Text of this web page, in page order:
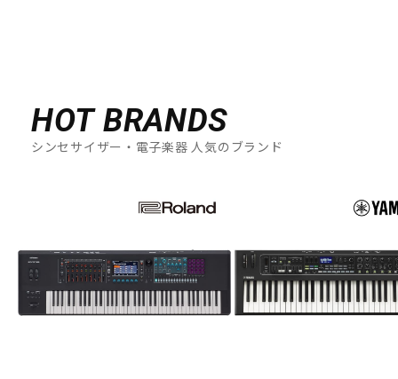
HOT BRANDS
シンセサイザー・電子楽器 人気のブランド